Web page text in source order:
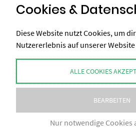
Cookies &
Diese Website nutzt Cookies, um
Nutzererlebnis auf unserer
ALLE COOKIES
BEARBEITEN
Nur notwendige Cookies